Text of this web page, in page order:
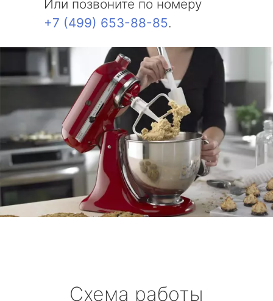
Или позвоните по номеру
+7 (499) 653-88-85.
Схема работы